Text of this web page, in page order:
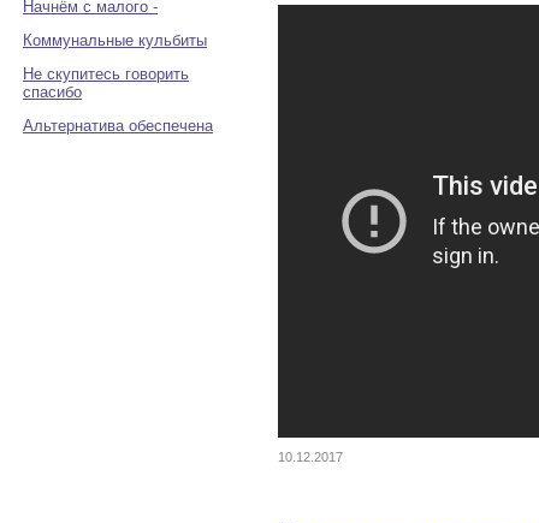
Начнём с малого -
Коммунальные кульбиты
Не скупитесь говорить
спасибо
Альтернатива обеспечена
10.12.2017